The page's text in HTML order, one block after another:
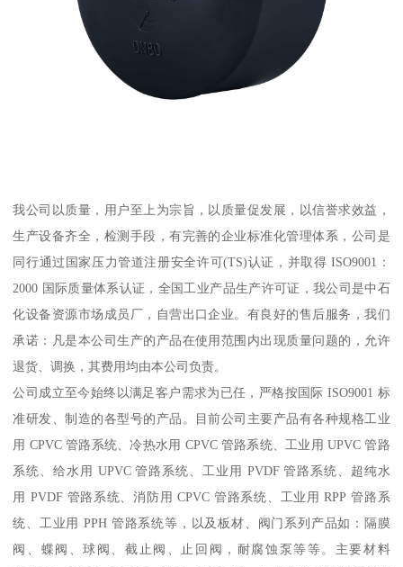
我公司以质量，用户至上为宗旨，以质量促发展，以信誉求效益，
生产设备齐全，检测手段，有完善的企业标准化管理体系，公司是
同行通过国家压力管道注册安全许可(TS)认证，并取得 ISO9001：
2000 国际质量体系认证，全国工业产品生产许可证，我公司是中石
化设备资源市场成员厂，自营出口企业。有良好的售后服务，我们
承诺：凡是本公司生产的产品在使用范围内出现质量问题的，允许
退货、调换，其费用均由本公司负责。
公司成立至今始终以满足客户需求为已任，严格按国际 ISO9001 标
准研发、制造的各型号的产品。目前公司主要产品有各种规格工业
用 CPVC 管路系统、冷热水用 CPVC 管路系统、工业用 UPVC 管路
系统、给水用 UPVC 管路系统、工业用 PVDF 管路系统、超纯水
用 PVDF 管路系统、消防用 CPVC 管路系统、工业用 RPP 管路系
统、工业用 PPH 管路系统等，以及板材、阀门系列产品如：隔膜
阀、蝶阀、球阀、截止阀、止回阀，耐腐蚀泵等等。主要材料